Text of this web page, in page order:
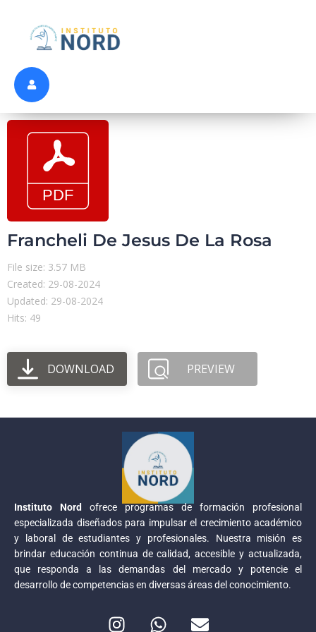
Francheli De Jesus De La Rosa
File size: 3.57 MB
Created: 29-08-2024
Updated: 29-08-2024
Hits: 49
DOWNLOAD PREVIEW
Instituto Nord
ofrece programas de formación profesional
especializada diseñados para impulsar el crecimiento académico
y laboral de estudiantes y profesionales. Nuestra misión es
brindar educación continua de calidad, accesible y actualizada,
que responda a las demandas del mercado y potencie el
desarrollo de competencias en diversas áreas del conocimiento.